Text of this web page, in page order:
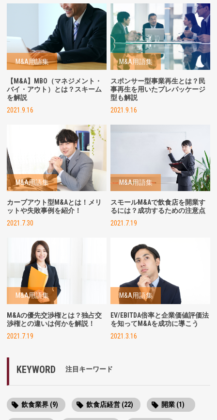
M&A用語集
【M&A】MBO（マネジメント・
バイ・アウト）とは？スキーム
を解説
2021.9.16
M&A用語集
スポンサー型事業再生とは？民
事再生を用いたプレパッケージ
型も解説
2021.9.16
M&A用語集
カーブアウト型M&Aとは！メリ
ットや失敗事例を紹介！
2021.7.30
M&A用語集
スモールM&Aで飲食店を開業す
るには？成功するための注意点
2021.7.19
M&A用語集
M&Aの優先交渉権とは？独占交
渉権との違いは何かを解説！
2021.7.19
M&A用語集
EV/EBITDA倍率と企業価値評価法
を知ってM&Aを成功に導こう
2021.3.16
KEYWORD 注目キーワード
飲食業界 (9) 飲食店経営 (22) 開業 (1)